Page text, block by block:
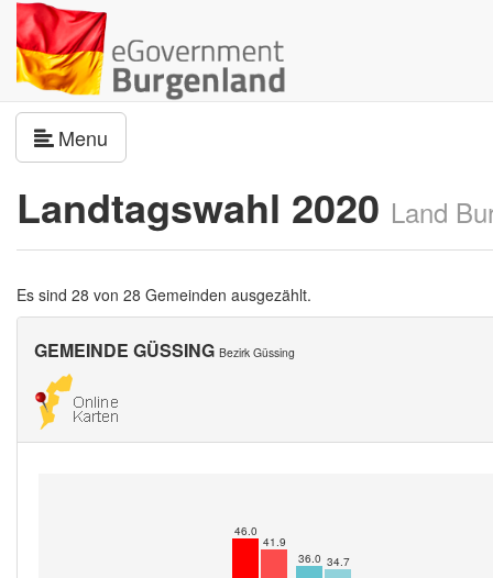
Menu
Landtagswahl 2020 Land
Es sind 28 von 28 Gemeinden ausgezählt.
GEMEINDE GÜSSING Bezirk Güssing
46.0
41.9
36.0 34.7